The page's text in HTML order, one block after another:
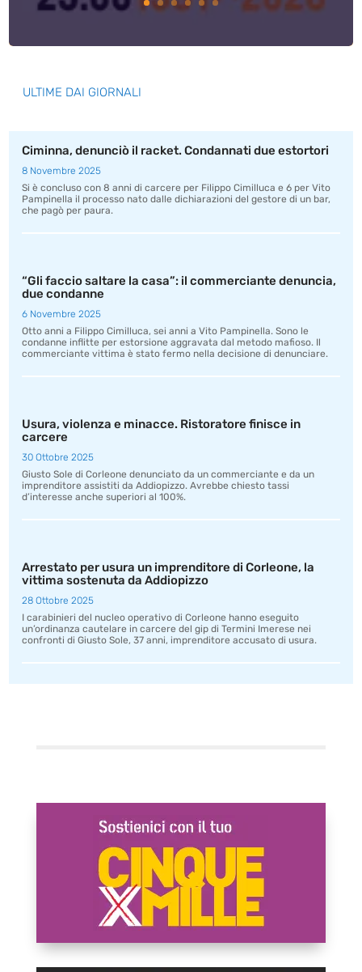
ULTIME DAI GIORNALI
Ciminna, denunciò il racket. Condannati due estortori
8 Novembre 2025
Si è concluso con 8 anni di carcere per Filippo Cimilluca e 6 per Vito
Pampinella il processo nato dalle dichiarazioni del gestore di un bar,
che pagò per paura.
“Gli faccio saltare la casa”: il commerciante denuncia,
due condanne
6 Novembre 2025
Otto anni a Filippo Cimilluca, sei anni a Vito Pampinella. Sono le
condanne inflitte per estorsione aggravata dal metodo mafioso. Il
commerciante vittima è stato fermo nella decisione di denunciare.
Usura, violenza e minacce. Ristoratore finisce in
carcere
30 Ottobre 2025
Giusto Sole di Corleone denunciato da un commerciante e da un
imprenditore assistiti da Addiopizzo. Avrebbe chiesto tassi
d’interesse anche superiori al 100%.
Arrestato per usura un imprenditore di Corleone, la
vittima sostenuta da Addiopizzo
28 Ottobre 2025
I carabinieri del nucleo operativo di Corleone hanno eseguito
un’ordinanza cautelare in carcere del gip di Termini Imerese nei
confronti di Giusto Sole, 37 anni, imprenditore accusato di usura.